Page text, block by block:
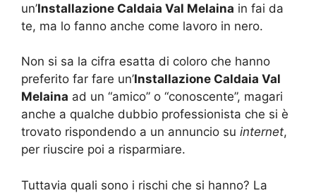
un’Installazione Caldaia Val Melaina in fai da
te, ma lo fanno anche come lavoro in nero.
Non si sa la cifra esatta di coloro che hanno
preferito far fare un’Installazione Caldaia Val
Melaina ad un “amico” o “conoscente”, magari
anche a qualche dubbio professionista che si è
trovato rispondendo a un annuncio su internet,
per riuscire poi a risparmiare.
Tuttavia quali sono i rischi che si hanno? La